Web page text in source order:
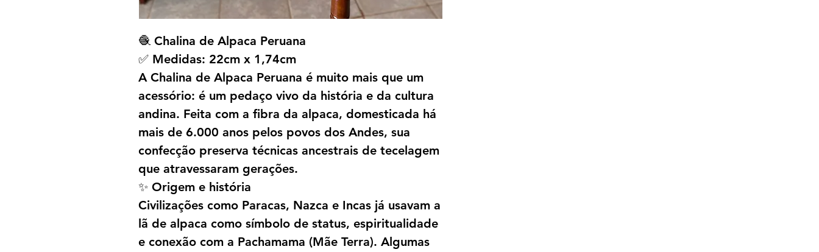
🧶 Chalina de Alpaca Peruana
✅ Medidas: 22cm x 1,74cm
A Chalina de Alpaca Peruana é muito mais que um
acessório: é um pedaço vivo da história e da cultura
andina. Feita com a fibra da alpaca, domesticada há
mais de 6.000 anos pelos povos dos Andes, sua
confecção preserva técnicas ancestrais de tecelagem
que atravessaram gerações.
✨ Origem e história
Civilizações como Paracas, Nazca e Incas já usavam a
lã de alpaca como símbolo de status, espiritualidade
e conexão com a Pachamama (Mãe Terra). Algumas